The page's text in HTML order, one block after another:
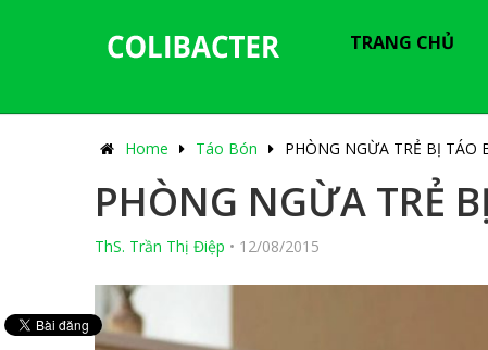
TRANG CHỦ
Home Táo Bón PHÒNG NGỪA TRẺ BỊ TÁO
PHÒNG NGỪA TRẺ
ThS. Trần Thị Điệp • 12/08/2015